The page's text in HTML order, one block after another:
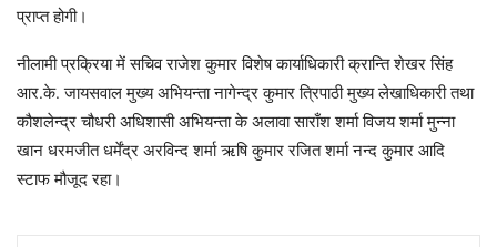
प्राप्त होगी।
नीलामी प्रक्रिया में सचिव राजेश कुमार विशेष कार्याधिकारी क्रान्ति शेखर सिंह
आर.के. जायसवाल मुख्य अभियन्ता नागेन्द्र कुमार त्रिपाठी मुख्य लेखाधिकारी तथा
कौशलेन्द्र चौधरी अधिशासी अभियन्ता के अलावा साराँश शर्मा विजय शर्मा मुन्ना
खान धरमजीत धर्मेंद्र अरविन्द शर्मा ऋषि कुमार रजित शर्मा नन्द कुमार आदि
स्टाफ मौजूद रहा।